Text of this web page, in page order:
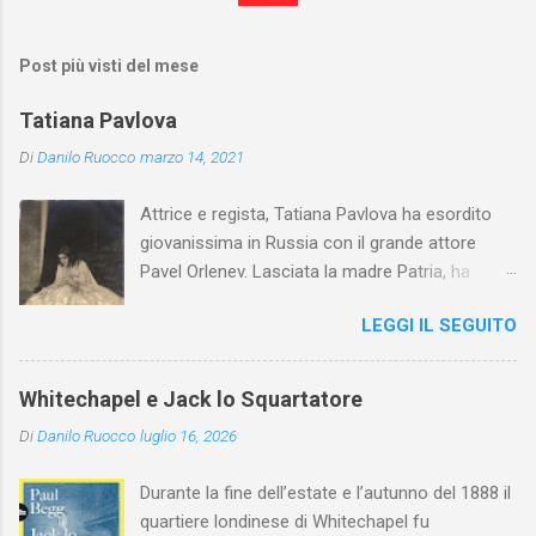
Post più visti del mese
Tatiana Pavlova
DiDanilo Ruocco marzo 14, 2021
Attrice e regista, Tatiana Pavlova ha esordito
giovanissima in Russia con il grande attore
Pavel Orlenev. Lasciata la madre Patria, ha
l'arte della Pavlova ha raggiunto la piena
maturità ed è stata in grado di rinnovare
profondamente l'attardato mondo teatrale
LEGGI IL SEGUITO
Whitechapel e Jack lo Squartatore
DiDanilo Ruocco luglio 16, 2026
Durante la fine dell’estate e l’autunno del 1888 il
quartiere londinese di Whitechapel fu